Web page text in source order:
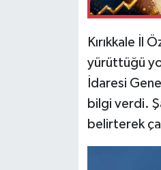
Kırıkkale İl
yürüttüğü yol
İdaresi
bilgi verdi.
belirterek